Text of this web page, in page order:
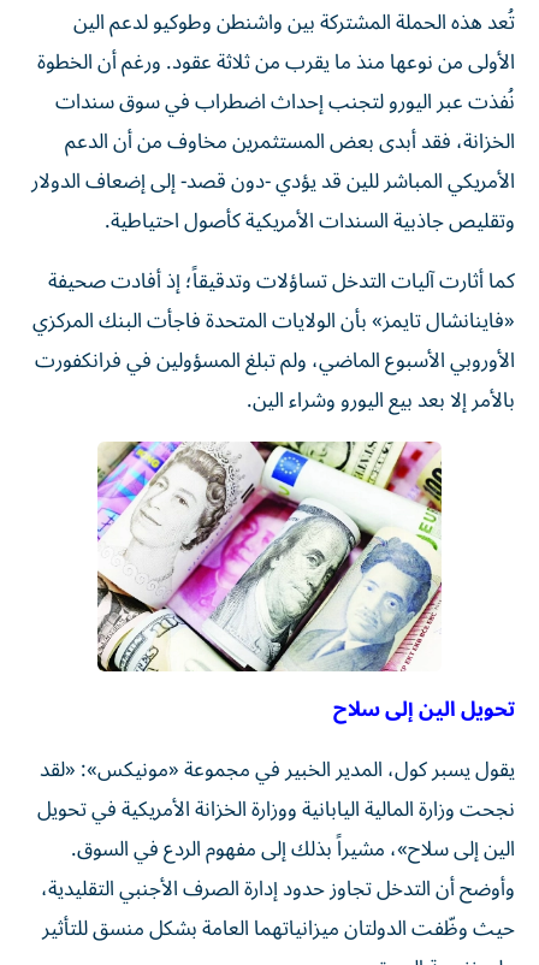
تُعد هذه الحملة المشتركة بين واشنطن وطوكيو لدعم الين
الأولى من نوعها منذ ما يقرب من ثلاثة عقود. ورغم أن الخطوة
نُفذت عبر اليورو لتجنب إحداث اضطراب في سوق سندات
الخزانة، فقد أبدى بعض المستثمرين مخاوف من أن الدعم
الأمريكي المباشر للين قد يؤدي -دون قصد- إلى إضعاف الدولار
وتقليص جاذبية السندات الأمريكية كأصول احتياطية.
كما أثارت آليات التدخل تساؤلات وتدقيقاً؛ إذ أفادت صحيفة
«فاينانشال تايمز» بأن الولايات المتحدة فاجأت البنك المركزي
الأوروبي الأسبوع الماضي، ولم تبلغ المسؤولين في فرانكفورت
بالأمر إلا بعد بيع اليورو وشراء الين.
تحويل الين إلى سلاح
يقول يسبر كول، المدير الخبير في مجموعة «مونيكس»: «لقد
نجحت وزارة المالية اليابانية ووزارة الخزانة الأمريكية في تحويل
الين إلى سلاح»، مشيراً بذلك إلى مفهوم الردع في السوق.
وأوضح أن التدخل تجاوز حدود إدارة الصرف الأجنبي التقليدية،
حيث وظّفت الدولتان ميزانياتهما العامة بشكل منسق للتأثير